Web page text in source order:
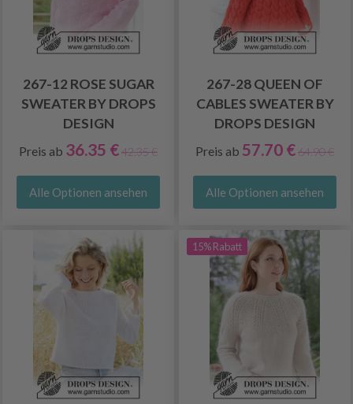
267-12 ROSE SUGAR
SWEATER BY DROPS
DESIGN
Preis ab 36.35 €42.35 €
Alle Optionen ansehen
267-28 QUEEN OF
CABLES SWEATER BY
DROPS DESIGN
Preis ab 57.70 €64.90 €
Alle Optionen ansehen
15% Rabatt